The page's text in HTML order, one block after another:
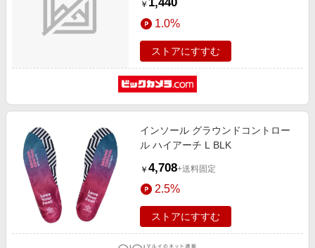
￥
1.0%
ストアにすすむ
インソール グラウンドコントロー
ル ハイアーチ L BLK
￥ 4,708+送料固定
2.5%
ストアにすすむ